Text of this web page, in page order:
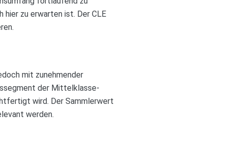
zu erwarten ist. Der CLE
mit zunehmender
der Mittelklasse-
wird. Der Sammlerwert
werden.